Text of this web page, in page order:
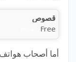
قصوص
Free
أما أصحاب هواتف